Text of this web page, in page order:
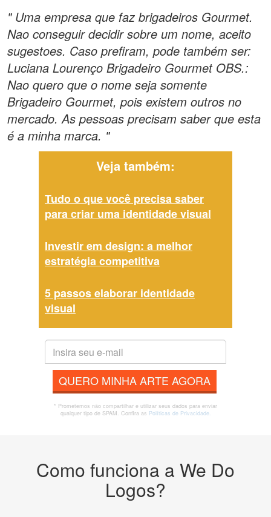
" Uma empresa que faz brigadeiros Gourmet.
Nao conseguir decidir sobre um nome, aceito
sugestoes. Caso prefiram, pode também ser:
Luciana Lourenço Brigadeiro Gourmet OBS.:
Nao quero que o nome seja somente
Brigadeiro Gourmet, pois existem outros no
mercado. As pessoas precisam saber que esta
é a minha marca. "
Veja também:
Tudo o que você precisa saber
para criar uma identidade visual
Investir em design: a melhor
estratégia competitiva
5 passos elaborar identidade
visual
QUERO MINHA ARTE AGORA
* Prometemos não compartilhar e utilizar seus dados para enviar
qualquer tipo de SPAM. Confira as Políticas de Privacidade.
Como funciona a We Do
Logos?